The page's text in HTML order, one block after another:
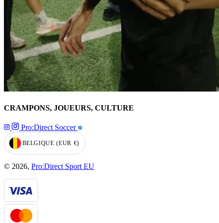
CRAMPONS, JOUEURS, CULTURE
Pro:Direct Soccer
GEOLOCATION BUTTON: BELGIQUE, EUR, €
BELGIQUE (EUR €)
© 2026, Pro:Direct Sport EU